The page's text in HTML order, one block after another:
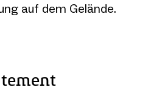
auf dem Gelände.